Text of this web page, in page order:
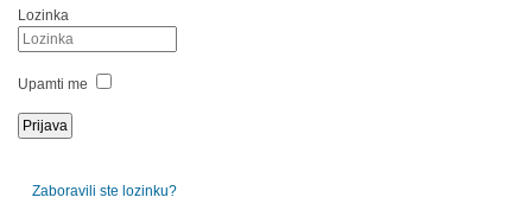
Lozinka
Upamti me
Zaboravili ste lozinku?